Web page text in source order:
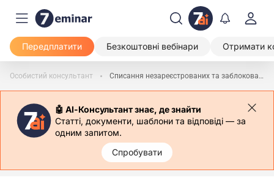
Передплатити Безкоштовні вебінари Отримати
Особистий консультант Списання незареєстрованих та заблокованих податкових кредитів на витрати
🤖 АІ-Консультант знає, де знайти
Статті, документи, шаблони та відповіді — за
одним запитом.
Спробувати